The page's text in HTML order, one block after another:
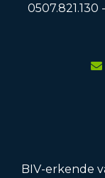
BIV-erkende